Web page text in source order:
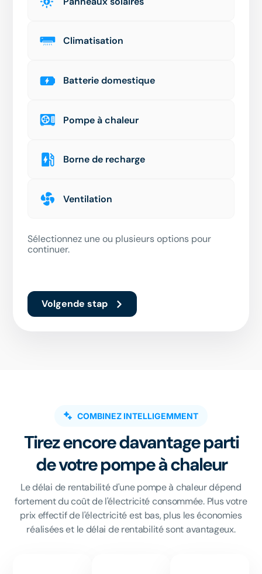
Climatisation
Batterie domestique
Pompe à chaleur
Borne de recharge
Ventilation
Sélectionnez une ou plusieurs options pour
continuer.
Volgende stap
COMBINEZ INTELLIGEMMENT
Tirez encore davantage parti
de votre pompe à chaleur
Le délai de rentabilité d'une pompe à chaleur dépend
fortement du coût de l'électricité consommée. Plus votre
prix effectif de l'électricité est bas, plus les économies
réalisées et le délai de rentabilité sont avantageux.